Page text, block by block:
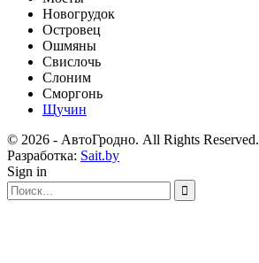
Новогрудок
Островец
Ошмяны
Свислочь
Слоним
Сморгонь
Щучин
© 2026 - АвтоГродно. All Rights Reserved.
Разработка: Sait.by
Sign in